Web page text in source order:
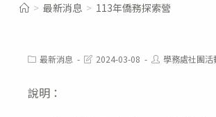
> 最新消息 > 113年僑務探索營
Post最新消息
Post2024-03-08
Post學務處社團活
說明：